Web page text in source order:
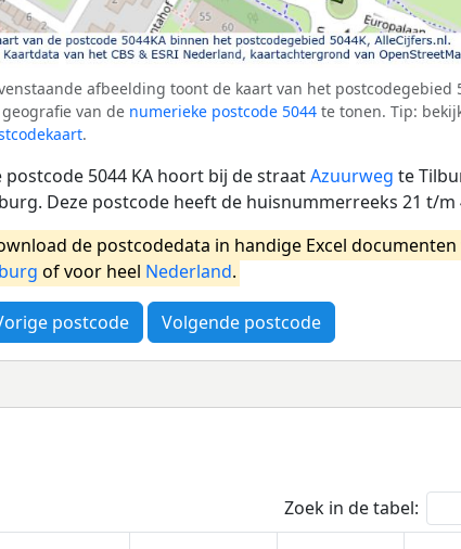
afbeelding toont de kaart van het postcodegebied
van de numerieke postcode 5044 te tonen. Tip:
.
postcode 5044 KA hoort bij de straatAzuurweg te
Deze postcode heeft de huisnummerreeks 21 t/m
de postcodedata in handige Excel
of voor heel Nederland.
postcode Volgende postcode
Zoek in de tabel: